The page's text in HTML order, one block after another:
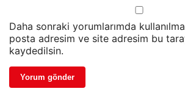
Daha sonraki yorumlarımda
posta adresim ve site adresim bu
kaydedilsin.